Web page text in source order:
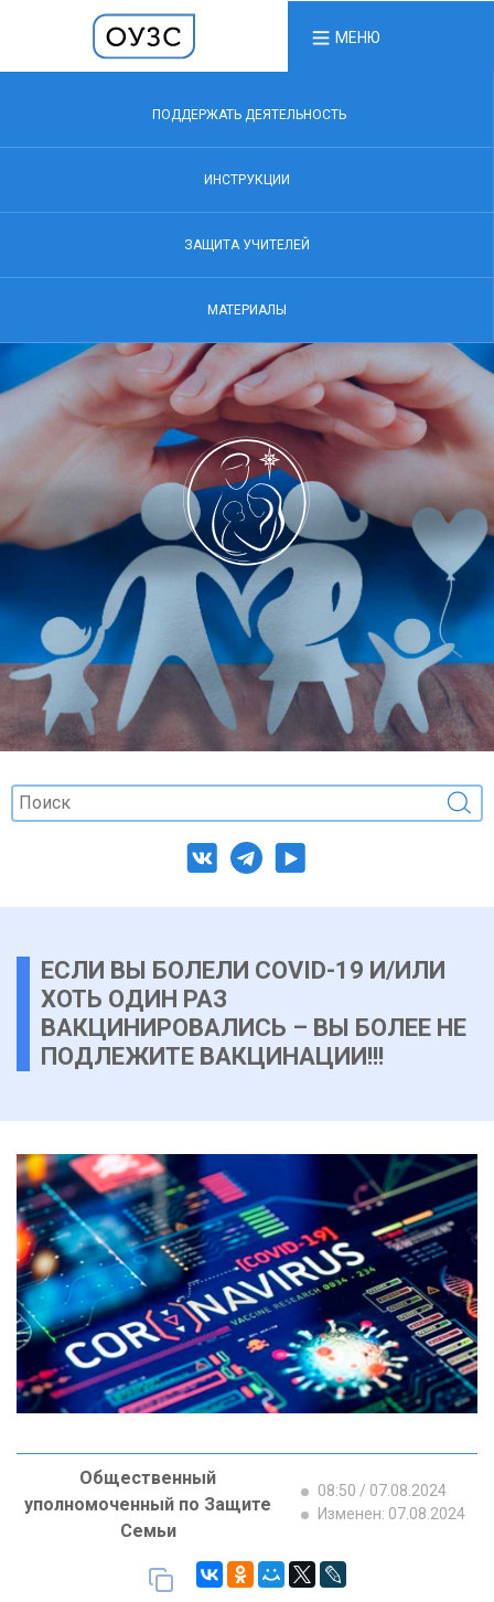
МЕНЮ
ПОДДЕРЖАТЬ ДЕЯТЕЛЬНОСТЬ
ИНСТРУКЦИИ
ЗАЩИТА УЧИТЕЛЕЙ
МАТЕРИАЛЫ
ЕСЛИ ВЫ БОЛЕЛИ COVID-19 И/ИЛИ
ХОТЬ ОДИН РАЗ
ВАКЦИНИРОВАЛИСЬ – ВЫ БОЛЕЕ НЕ
ПОДЛЕЖИТЕ ВАКЦИНАЦИИ!!!
Общественный
уполномоченный по Защите
Семьи
08:50 / 07.08.2024
Изменен: 07.08.2024